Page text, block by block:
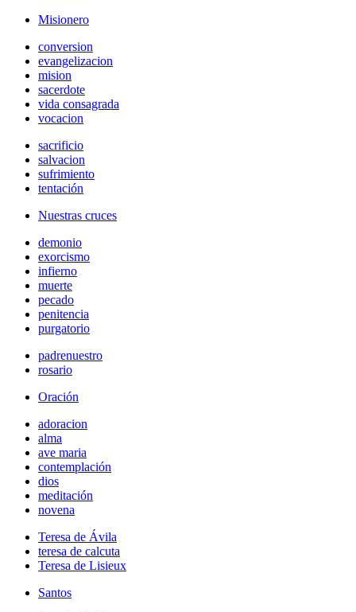
Misionero
conversion
evangelizacion
mision
sacerdote
vida consagrada
vocacion
sacrificio
salvacion
sufrimiento
tentación
Nuestras cruces
demonio
exorcismo
infierno
muerte
pecado
penitencia
purgatorio
padrenuestro
rosario
Oración
adoracion
alma
ave maria
contemplación
dios
meditación
novena
Teresa de Ávila
teresa de calcuta
Teresa de Lisieux
Santos